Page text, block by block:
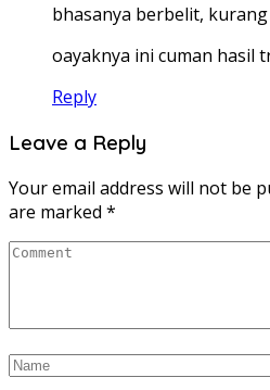
bhasanya berbelit, kurang
oayaknya ini cuman hasil
Reply
Leave a Reply
Your email address will not be
are marked *